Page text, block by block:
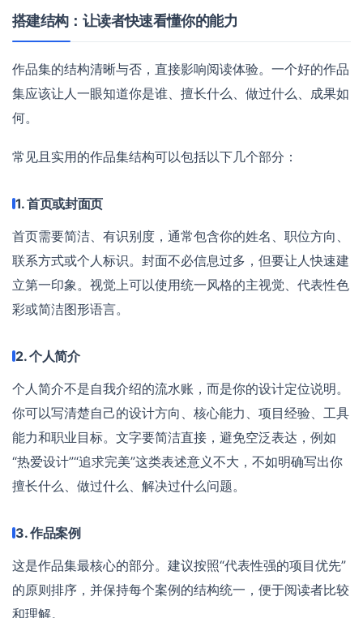
搭建结构：让读者快速看懂你的能力
作品集的结构清晰与否，直接影响阅读体验。一个好的作品
集应该让人一眼知道你是谁、擅长什么、做过什么、成果如
何。
常见且实用的作品集结构可以包括以下几个部分：
1. 首页或封面页
首页需要简洁、有识别度，通常包含你的姓名、职位方向、
联系方式或个人标识。封面不必信息过多，但要让人快速建
立第一印象。视觉上可以使用统一风格的主视觉、代表性色
彩或简洁图形语言。
2. 个人简介
个人简介不是自我介绍的流水账，而是你的设计定位说明。
你可以写清楚自己的设计方向、核心能力、项目经验、工具
能力和职业目标。文字要简洁直接，避免空泛表达，例如
“热爱设计”“追求完美”这类表述意义不大，不如明确写出你
擅长什么、做过什么、解决过什么问题。
3. 作品案例
这是作品集最核心的部分。建议按照“代表性强的项目优先”
的原则排序，并保持每个案例的结构统一，便于阅读者比较
和理解。